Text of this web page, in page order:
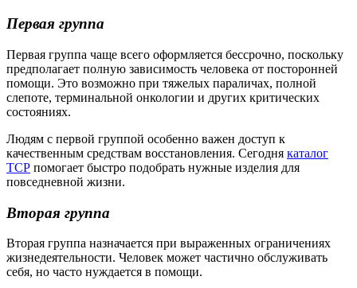
Первая группа
Первая группа чаще всего оформляется бессрочно, поскольку
предполагает полную зависимость человека от посторонней
помощи. Это возможно при тяжелых параличах, полной
слепоте, терминальной онкологии и других критических
состояниях.
Людям с первой группой особенно важен доступ к
качественным средствам восстановления. Сегодня каталог
ТСР помогает быстро подобрать нужные изделия для
повседневной жизни.
Вторая группа
Вторая группа назначается при выраженных ограничениях
жизнедеятельности. Человек может частично обслуживать
себя, но часто нуждается в помощи.